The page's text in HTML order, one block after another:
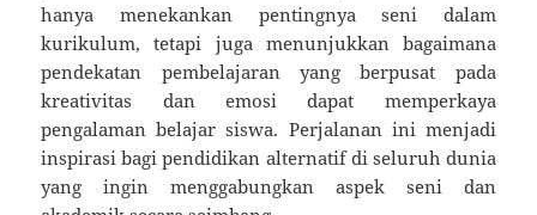
hanya menekankan pentingnya seni dalam
kurikulum, tetapi juga menunjukkan bagaimana
pendekatan pembelajaran yang berpusat pada
kreativitas dan emosi dapat memperkaya
pengalaman belajar siswa. Perjalanan ini menjadi
inspirasi bagi pendidikan alternatif di seluruh dunia
yang ingin menggabungkan aspek seni dan